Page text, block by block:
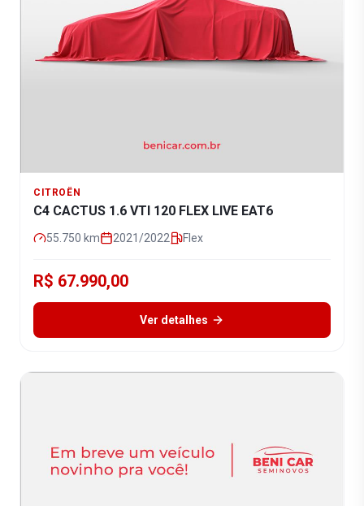
CITROËN
C4 CACTUS 1.6 VTI 120 FLEX LIVE EAT6
55.750 km 2021/2022 Flex
R$ 67.990,00
Ver detalhes